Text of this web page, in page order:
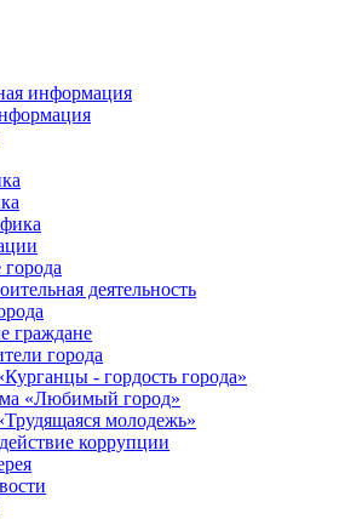
информация
города
деятельность
граждане
города
- гордость города»
«Любимый город»
молодежь»
коррупции